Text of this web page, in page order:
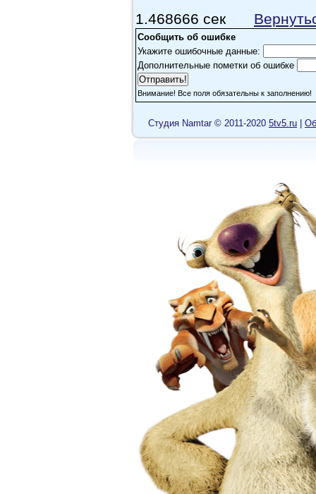
1.468666 сек
Сообщить об ошибке
Укажите ошибочные данные:
Дополнительные пометки об ошибке
Внимание! Все поля обязательны к заполнению!
Cтудия Namtar © 2011-2020 5tv5.ru |